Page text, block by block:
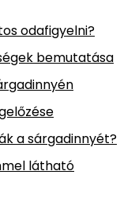
odafigyelni?
bemutatása
a sárgadinnyét?
látható